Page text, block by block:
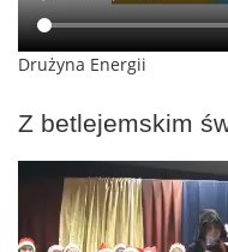
Drużyna Energii
Z betlejemskim
Odtwarzacz